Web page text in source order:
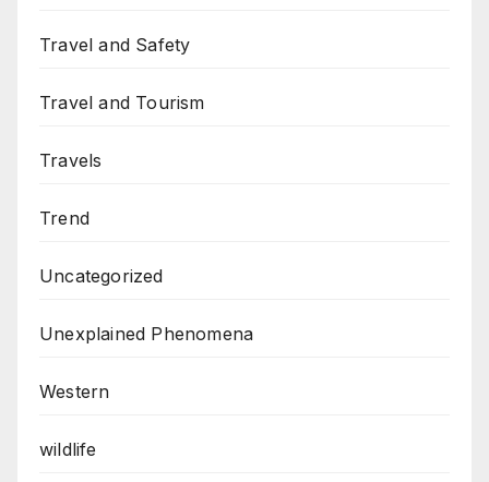
Travel and Safety
Travel and Tourism
Travels
Trend
Uncategorized
Unexplained Phenomena
Western
wildlife